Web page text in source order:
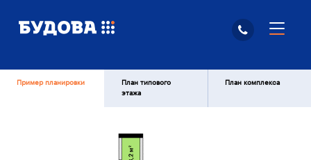
Пример планировки
План типового
этажа
План комплекса